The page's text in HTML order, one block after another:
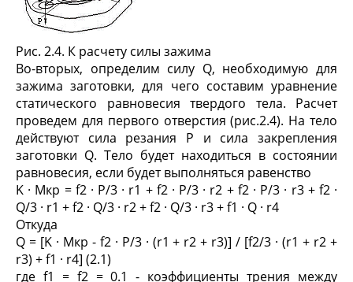
Рис. 2.4. К расчету силы зажима
Во-вторых, определим силу Q, необходимую для
зажима заготовки, для чего составим уравнение
статического равновесия твердого тела. Расчет
проведем для первого отверстия (рис.2.4). На тело
действуют сила резания P и сила закрепления
заготовки Q. Тело будет находиться в состоянии
равновесия, если будет выполняться равенство
K · Mкр = f2· P/3 · r1 + f2· P/3 · r2 + f2· P/3 · r3+ f2·
Q/3 · r1 + f2 · Q/3 · r2+ f2 · Q/3 · r3+ f1 · Q · r4
Откуда
Q = [K · Mкр - f2· P/3 · (r1 + r2 + r3)] / [f2/3 · (r1 + r2 +
r3) + f1 · r4] (2.1)
где f1 = f2= 0.1 - коэффициенты трения между